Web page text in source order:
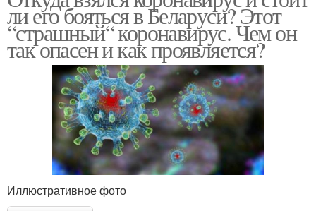
ли его бояться в Беларуси? Этот
“страшный“ коронавирус. Чем он
так опасен и как проявляется?
Иллюстративное фото